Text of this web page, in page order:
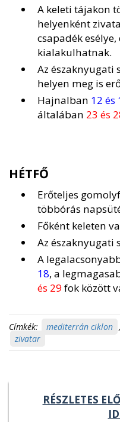
A keleti tájakon
helyenként
csapadék
kialakulhatnak.
Az északnyugati
helyen meg is
Hajnalban 12 és
általában 23 és
HÉTFŐ
Erőteljes
többórás
Főként keleten
Az északnyugati
A
18, a
és 29fok között
Címkék: mediterrán ciklon ,
zivatar
RÉSZLETES